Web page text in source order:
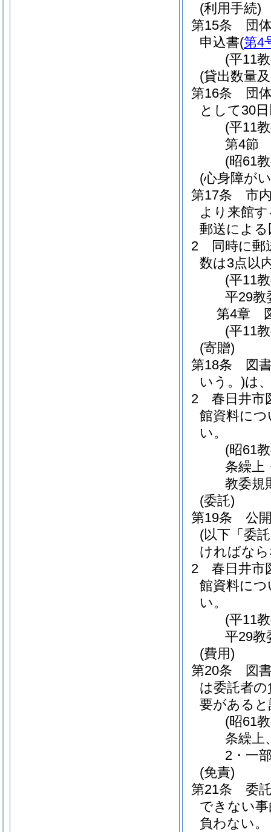
(利用手続)
第15条
団
申込書(第4
(平11
(貸出数量
第16条
団
として30
(平11
第4節
(昭61
(心身障が
第17条
市
より来館
郵送によ
2
同時に
数は3点以
(平11
平29教
第4章
(平11
(寄贈)
第18条
図
いう。)は
2
春日井市
館資料に
い。
(昭61
条繰上
教委規
(委託)
第19条
公
(以下「委
ければな
2
春日井市
館資料に
い。
(平11
平29教
(費用)
第20条
図
は委託者
要がある
(昭61
条繰上
2・一
(免責)
第21条
委
できない
負わない。